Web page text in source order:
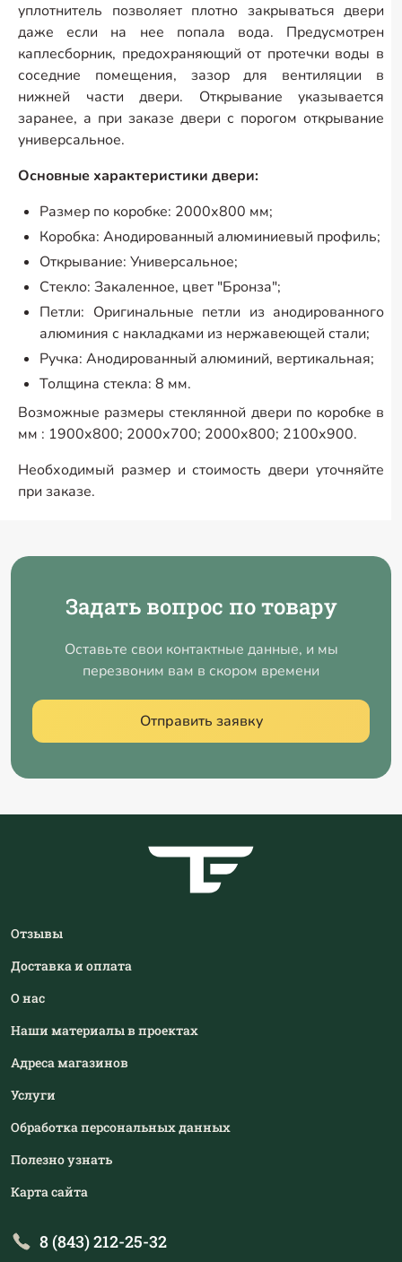
уплотнитель позволяет плотно закрываться двери
даже если на нее попала вода. Предусмотрен
каплесборник, предохраняющий от протечки воды в
соседние помещения, зазор для вентиляции в
нижней части двери. Открывание указывается
заранее, а при заказе двери с порогом открывание
универсальное.
Основные характеристики двери:
Размер по коробке: 2000х800 мм;
Коробка: Анодированный алюминиевый профиль;
Открывание: Универсальное;
Стекло: Закаленное, цвет "Бронза";
Петли: Оригинальные петли из анодированного
алюминия с накладками из нержавеющей стали;
Ручка: Анодированный алюминий, вертикальная;
Толщина стекла: 8 мм.
Возможные размеры стеклянной двери по коробке в
мм : 1900х800; 2000х700; 2000х800; 2100х900.
Необходимый размер и стоимость двери уточняйте
при заказе.
Задать вопрос по товару
Оставьте свои контактные данные, и мы
перезвоним вам в скором времени
Отправить заявку
Отзывы
Доставка и оплата
О нас
Наши материалы в проектах
Адреса магазинов
Услуги
Обработка персональных данных
Полезно узнать
Карта сайта
8 (843) 212-25-32